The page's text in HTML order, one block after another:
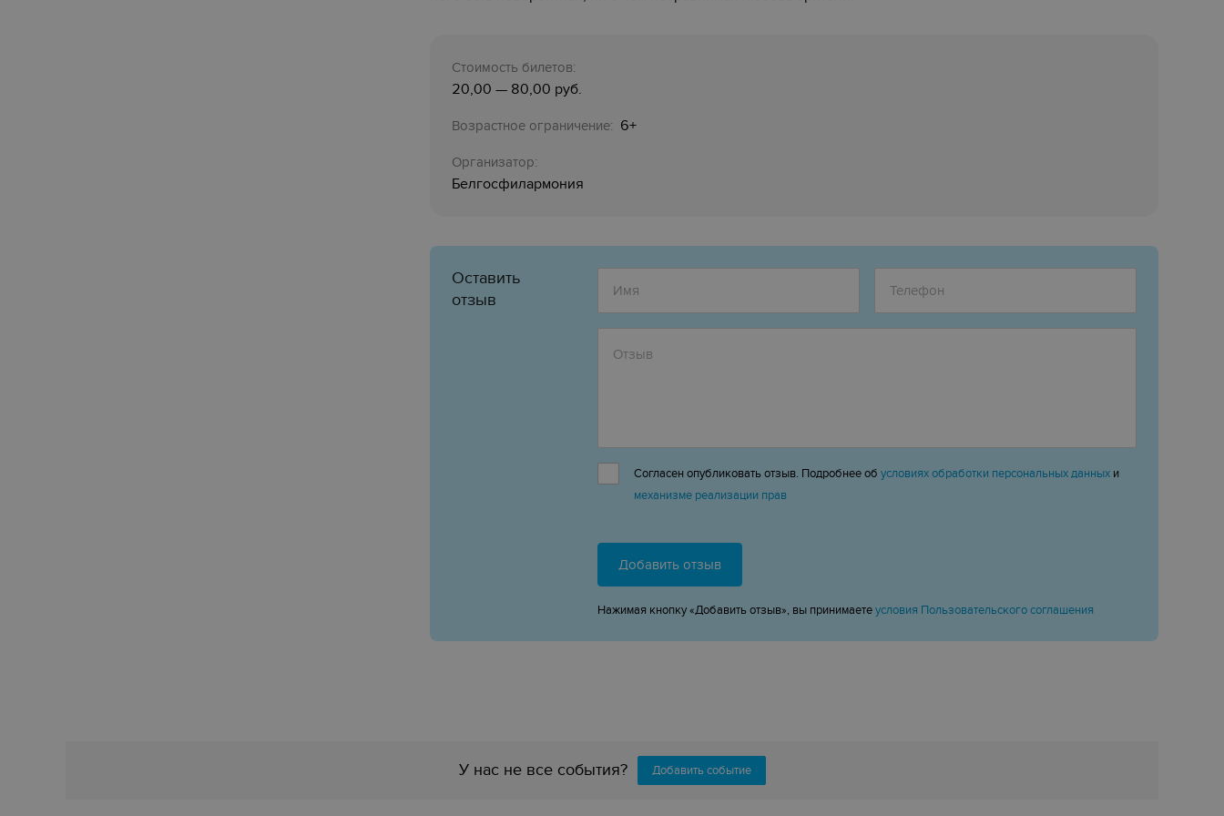
Стоимость билетов:
20,00 — 80,00 руб.
Возрастное ограничение: 6+
Организатор:
Белгосфилармония
Оставить
отзыв
Согласен опубликовать отзыв. Подробнее об условиях обработки персональных данных и
механизме реализации прав
Добавить отзыв
Нажимая кнопку «Добавить отзыв», вы принимаетеусловия Пользовательского соглашения
У нас не все события? Добавить событие